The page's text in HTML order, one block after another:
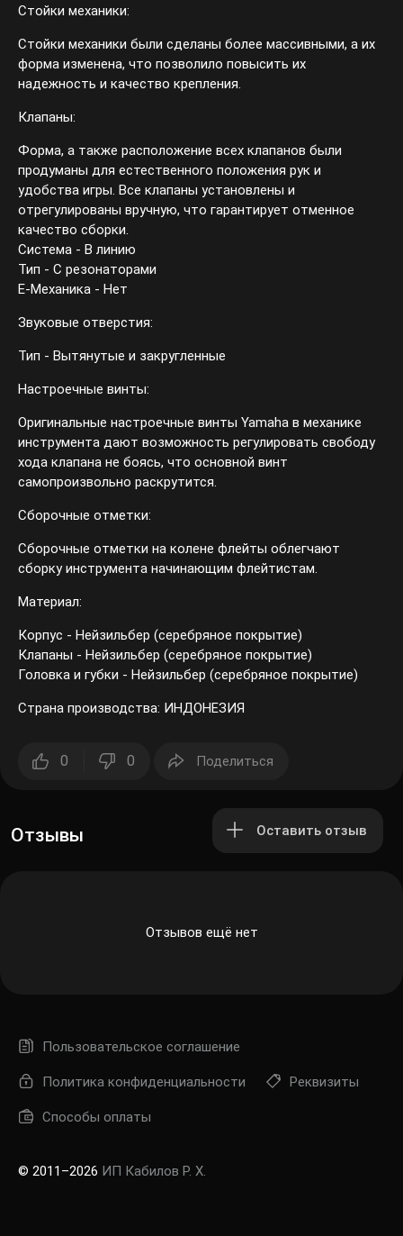
Стойки механики:
Стойки механики были сделаны более массивными, а их
форма изменена, что позволило повысить их
надежность и качество крепления.
Клапаны:
Форма, а также расположение всех клапанов были
продуманы для естественного положения рук и
удобства игры. Все клапаны установлены и
отрегулированы вручную, что гарантирует отменное
качество сборки.
Система - В линию
Тип - С резонаторами
Е-Механика - Нет
Звуковые отверстия:
Тип - Вытянутые и закругленные
Настроечные винты:
Оригинальные настроечные винты Yamaha в механике
инструмента дают возможность регулировать свободу
хода клапана не боясь, что основной винт
самопроизвольно раскрутится.
Сборочные отметки:
Сборочные отметки на колене флейты облегчают
сборку инструмента начинающим флейтистам.
Материал:
Корпус - Нейзильбер (серебряное покрытие)
Клапаны - Нейзильбер (серебряное покрытие)
Головка и губки - Нейзильбер (серебряное покрытие)
Страна производства: ИНДОНЕЗИЯ
0 0 Поделиться
Отзывы Оставить отзыв
Отзывов ещё нет
Пользовательское соглашение
Политика конфиденциальности Реквизиты
Способы оплаты
© 2011–2026 ИП Кабилов Р. Х.